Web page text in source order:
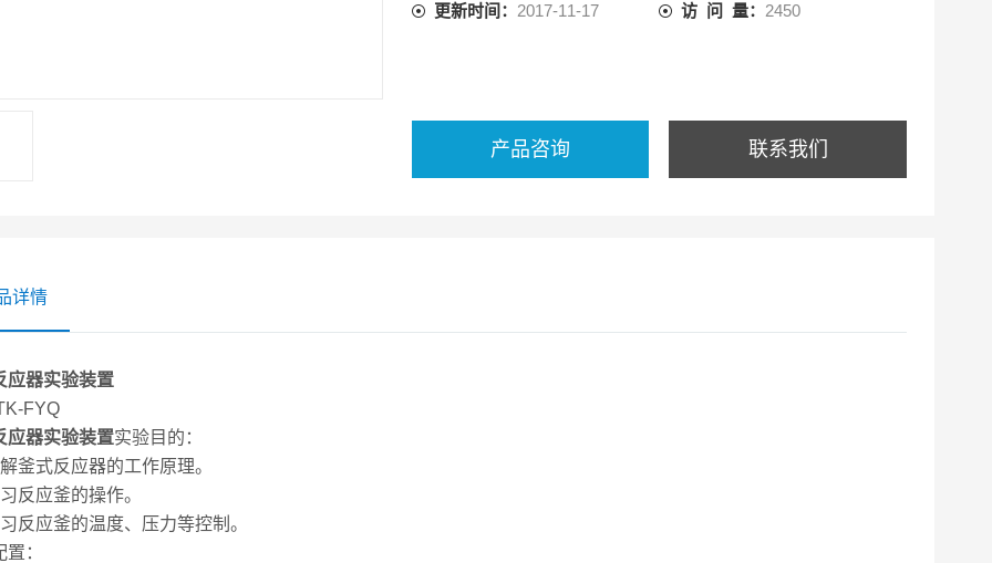
更新时间： 2017-11-17 访 问 量： 2450
产品咨询 联系我们
详情
应器实验装置
FYQ
应器实验装置实验目的：
釜式反应器的工作原理。
反应釜的操作。
反应釜的温度、压力等控制。
：